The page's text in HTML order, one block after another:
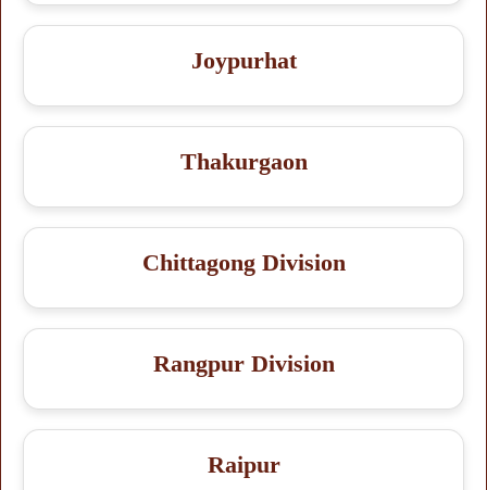
Joypurhat
Thakurgaon
Chittagong Division
Rangpur Division
Raipur